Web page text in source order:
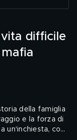
vita difficile
della famiglia
e la forza di
un'inchiesta, con